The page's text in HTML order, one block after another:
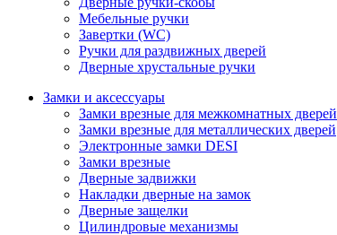
Мебельные ручки
Завертки (WC)
Ручки для раздвижных дверей
Дверные хрустальные ручки
Замки и аксессуары
Замки врезные для межкомнатных дверей
Замки врезные для металлических дверей
Электронные замки DESI
Замки врезные
Дверные задвижки
Накладки дверные на замок
Дверные защелки
Цилиндровые механизмы